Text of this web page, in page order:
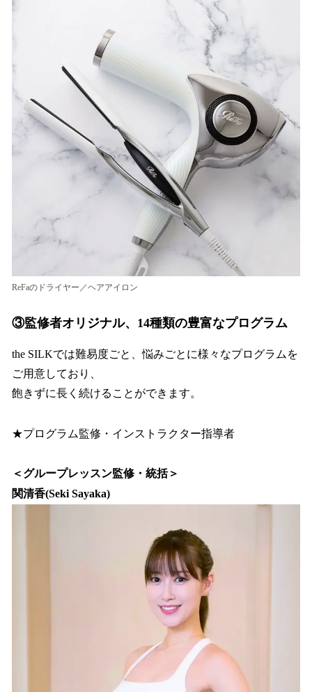
ReFaのドライヤー／ヘアアイロン
③監修者オリジナル、14種類の豊富なプログラム
the SILKでは難易度ごと、悩みごとに様々なプログラムを
ご用意しており、
飽きずに長く続けることができます。
★プログラム監修・インストラクター指導者
＜グループレッスン監修・統括＞
関清香(Seki Sayaka)